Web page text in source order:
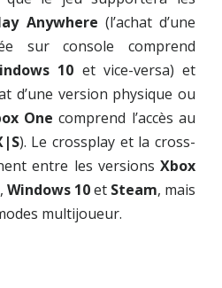
Anywhere (l’achat d’une
sur console comprend
10 et vice-versa) et
d’une version physique ou
One comprend l’accès au
). Le crossplay et la cross-
entre les versions Xbox
, Windows 10et Steam, mais
multijoueur.